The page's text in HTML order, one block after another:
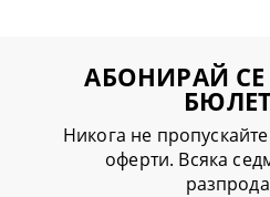
АБОНИРАЙ
Никога не
оферти. Всяка